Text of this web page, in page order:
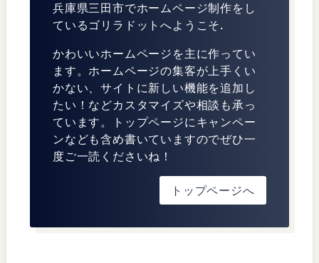
兵庫県三田市でホームページ制作をし
ているゴリラドットへようこそ.
かわいいホームページを主に作ってい
ます。ホームページの集客が上手くい
かない、サイトに新しい機能を追加し
たい！などカスタマイズや相談も承っ
ています。トップページにキャンペー
ンなども含め書いていますのでぜひ一
度ご一読くださいね！
トップページへ